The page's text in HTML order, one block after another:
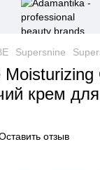
Supersnine
Moisturizing
крем
отзыв